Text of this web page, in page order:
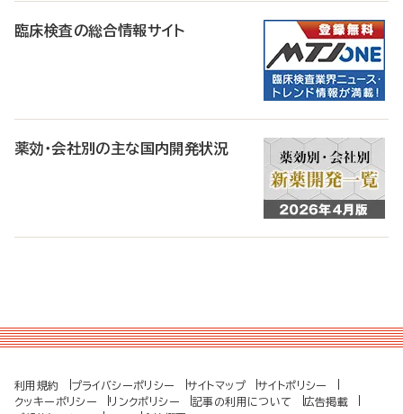
臨床検査の総合情報サイト
薬効・会社別の主な国内開発状況
利用規約 プライバシーポリシー サイトマップ
サイトポリシー
クッキーポリシー
リンクポリシー 記事の利用について
広告掲載